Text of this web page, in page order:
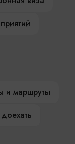
и маршруты